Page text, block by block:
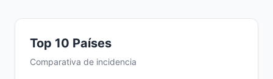
Top 10 Países
Comparativa de incidencia